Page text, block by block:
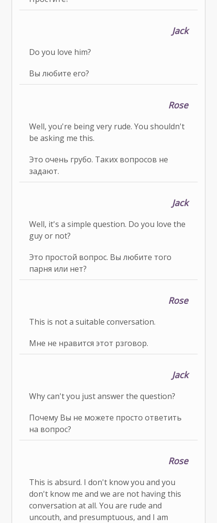
Jack
Do you love him?
Вы любите его?
Rose
Well, you're being very rude. You shouldn't
be asking me this.
Это очень грубо. Таких вопросов не
задают.
Jack
Well, it's a simple question. Do you love the
guy or not?
Это простой вопрос. Вы любите того
парня или нет?
Rose
This is not a suitable conversation.
Мне не нравится этот рзговор.
Jack
Why can't you just answer the question?
Почему Вы не можете просто ответить
на вопрос?
Rose
This is absurd. I don't know you and you
don't know me and we are not having this
conversation at all. You are rude and
uncouth, and presumptuous, and I am